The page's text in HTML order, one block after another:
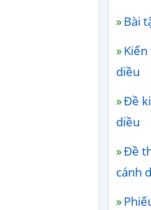
Bài
diều
Đề
diều
Đề
cánh